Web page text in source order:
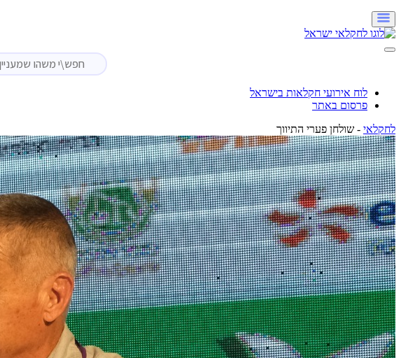
לוח אירועי חקלאות בישראל
פרסום באתר
לחקלאי - שולחן פערי התיווך